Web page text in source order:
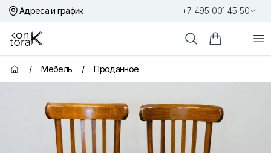
Адреса и график +7-495-001-45-50
Контора К
ПоискКорзина
Главная страница
/ Мебель / Проданное